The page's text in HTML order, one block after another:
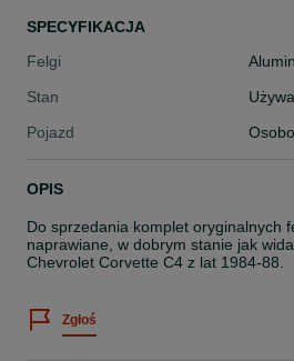
SPECYFIKACJA
Felgi
Stan
Pojazd
OPIS
Do sprzedania komplet oryginalnych
naprawiane, w dobrym stanie jak
Chevrolet Corvette C4 z lat 1984-88.
Zgłoś